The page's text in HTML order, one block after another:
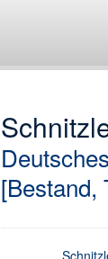
[Bestand,